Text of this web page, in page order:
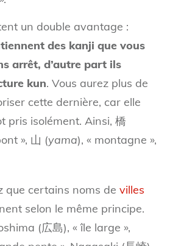
un double avantage :
des kanji que vous
arrêt, d’autre part ils
kun. Vous aurez plus de
cette dernière, car elle
pris isolément. Ainsi, 橋
», 山 (yama), « montagne »,
que certains noms de villes
selon le même principe.
(広島), « île large »,